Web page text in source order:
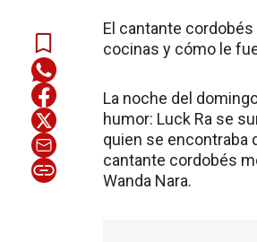
El cantante
cocinas y cómo le
La noche del
humor: Luck Ra se
quien se encontraba
cantante cordobés
Wanda Nara.